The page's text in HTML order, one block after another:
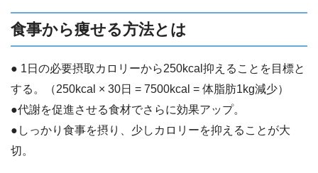
食事から痩せる方法とは
● 1日の必要摂取カロリーから250kcal抑えることを目標と
する。（250kcal × 30日 = 7500kcal = 体脂肪1kg減少）
●代謝を促進させる食材でさらに効果アップ。
●しっかり食事を摂り、少しカロリーを抑えることが大
切。